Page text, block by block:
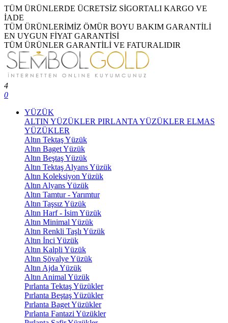
TÜM ÜRÜNLERDE ÜCRETSİZ SİGORTALI KARGO VE
İADE
TÜM ÜRÜNLERİMİZ ÖMÜR BOYU BAKIM GARANTİLİ
EN UYGUN FİYAT GARANTİSİ
TÜM ÜRÜNLER GARANTİLİ VE FATURALIDIR
4
0
YÜZÜK
ALTIN YÜZÜKLER PIRLANTA YÜZÜKLER ELMAS
YÜZÜKLER
Altın Tektaş Yüzük
Altın Baget Yüzük
Altın Beştaş Yüzük
Altın Tektaş Alyans Yüzük
Altın Koleksiyon Yüzük
Altın Alyans Yüzük
Altın Tamtur - Yarımtur
Altın Taşsız Yüzük
Altın Harf - İsim Yüzük
Altın Minimal Yüzük
Altın Renkli Taşlı Yüzük
Altın İnci Yüzük
Altın Kalpli Yüzük
Altın Şövalye Yüzük
Altın Ajda Yüzük
Altın Animal Yüzük
Pırlanta Tektaş Yüzükler
Pırlanta Beştaş Yüzükler
Pırlanta Baget Yüzükler
Pırlanta Fantazi Yüzükler